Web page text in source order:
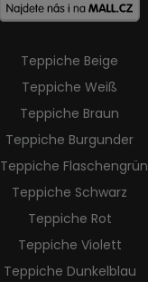
Teppiche Beige
Teppiche Weiß
Teppiche Braun
Teppiche Burgunder
Teppiche Flaschengrün
Teppiche Schwarz
Teppiche Rot
Teppiche Violett
Teppiche Dunkelblau